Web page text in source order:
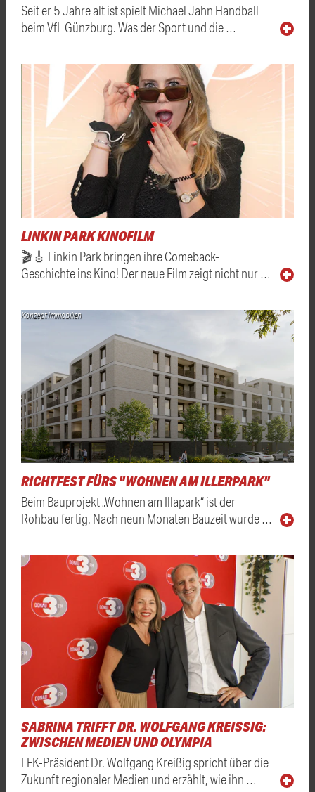
Seit er 5 Jahre alt ist spielt Michael Jahn Handball
beim VfL Günzburg. Was der Sport und die …
LINKIN PARK KINOFILM
🎬🎸 Linkin Park bringen ihre Comeback-
Geschichte ins Kino! Der neue Film zeigt nicht nur …
Konzept Immobilien
RICHTFEST FÜRS "WOHNEN AM ILLERPARK"
Beim Bauprojekt „Wohnen am Illapark“ ist der
Rohbau fertig. Nach neun Monaten Bauzeit wurde …
SABRINA TRIFFT DR. WOLFGANG KREISSIG: Z
WISCHEN MEDIEN UND OLYMPIA
LFK-Präsident Dr. Wolfgang Kreißig spricht über die
Zukunft regionaler Medien und erzählt, wie ihn …